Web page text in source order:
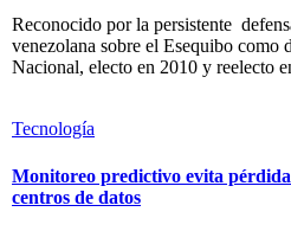
Reconocido por la persistente
venezolana sobre el Esequibo como
Nacional, electo en 2010 y reelecto
Tecnología
Monitoreo predictivo evita
centros de datos